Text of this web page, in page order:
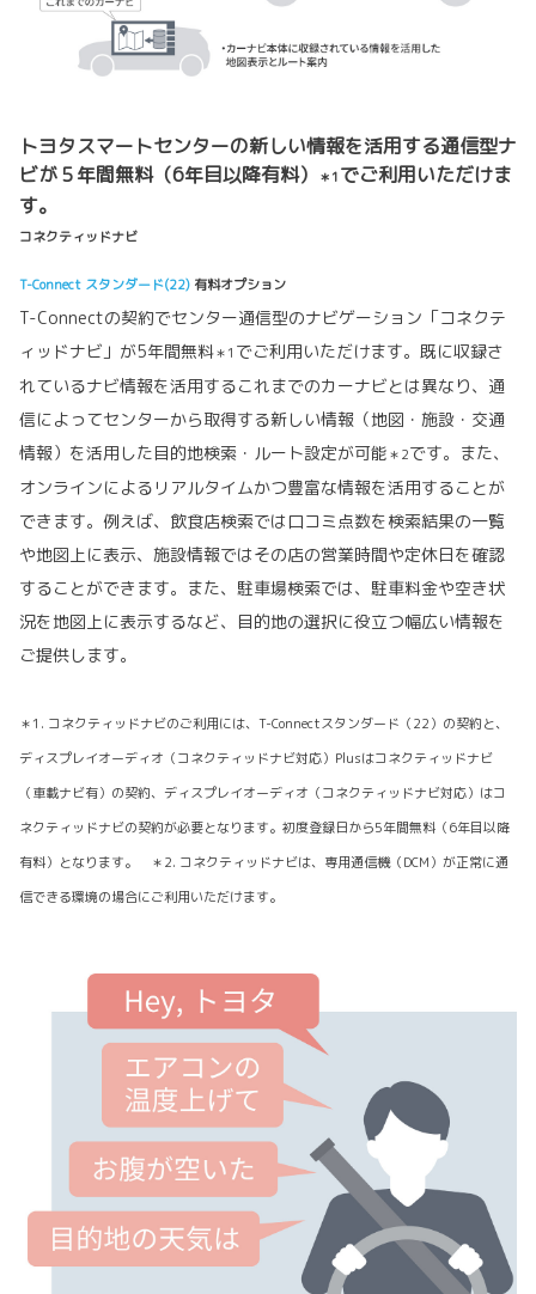
トヨタスマートセンターの新しい情報を活用する通信型ナ
ビが５年間無料（6年目以降有料）
＊1でご利用いただけま
す。
コネクティッドナビ
T-Connect スタンダード(22) 有料オプション
T-Connectの契約でセンター通信型のナビゲーション「コネクテ
ィッドナビ」が5年間無料＊1 でご利用いただけます。既に収録さ
れているナビ情報を活用するこれまでのカーナビとは異なり、通
信によってセンターから取得する新しい情報（地図・施設・交通
情報）を活用した目的地検索・ルート設定が可能＊2です。また、
オンラインによるリアルタイムかつ豊富な情報を活用することが
できます。例えば、飲食店検索では口コミ点数を検索結果の一覧
や地図上に表示、施設情報ではその店の営業時間や定休日を確認
することができます。また、駐車場検索では、駐車料金や空き状
況を地図上に表示するなど、目的地の選択に役立つ幅広い情報を
ご提供します。
＊1. コネクティッドナビのご利用には、T-Connectスタンダード（22）の契約と、
ディスプレイオーディオ（コネクティッドナビ対応）Plusはコネクティッドナビ
（車載ナビ有）の契約、ディスプレイオーディオ（コネクティッドナビ対応）はコ
ネクティッドナビの契約が必要となります。初度登録日から5年間無料（6年目以降
有料）となります。 ＊2. コネクティッドナビは、専用通信機（DCM）が正常に通
信できる環境の場合にご利用いただけます。